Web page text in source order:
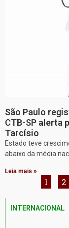
São Paulo
CTB-SP alerta
Tarcísio
Estado teve
abaixo da média
Leia mais »
1 2
INTERNACIONAL